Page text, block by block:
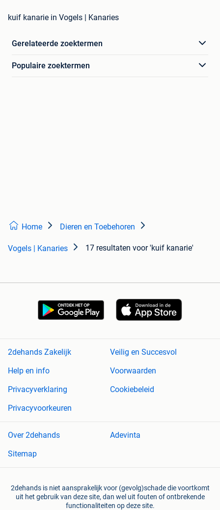
kuif kanarie in Vogels | Kanaries
Gerelateerde zoektermen
Populaire zoektermen
Home Dieren en Toebehoren
Vogels | Kanaries 17 resultaten voor 'kuif kanarie'
2dehands Zakelijk
Veilig en Succesvol
Help en info
Voorwaarden
Privacyverklaring
Cookiebeleid
Privacyvoorkeuren
Over 2dehands
Adevinta
Sitemap
2dehands is niet aansprakelijk voor (gevolg)schade die voortkomt
uit het gebruik van deze site, dan wel uit fouten of ontbrekende
functionaliteiten op deze site.